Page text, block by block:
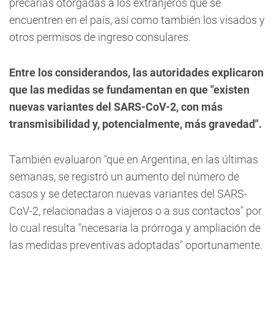
precarias otorgadas a los extranjeros que se
encuentren en el país, así como también los visados y
otros permisos de ingreso consulares.
Entre los considerandos, las autoridades explicaron
que las medidas se fundamentan en que "existen
nuevas variantes del SARS-CoV-2, con más
transmisibilidad y, potencialmente, más gravedad".
También evaluaron "que en Argentina, en las últimas
semanas, se registró un aumento del número de
casos y se detectaron nuevas variantes del SARS-
CoV-2, relacionadas a viajeros o a sus contactos" por
lo cual resulta "necesaria la prórroga y ampliación de
las medidas preventivas adoptadas" oportunamente.